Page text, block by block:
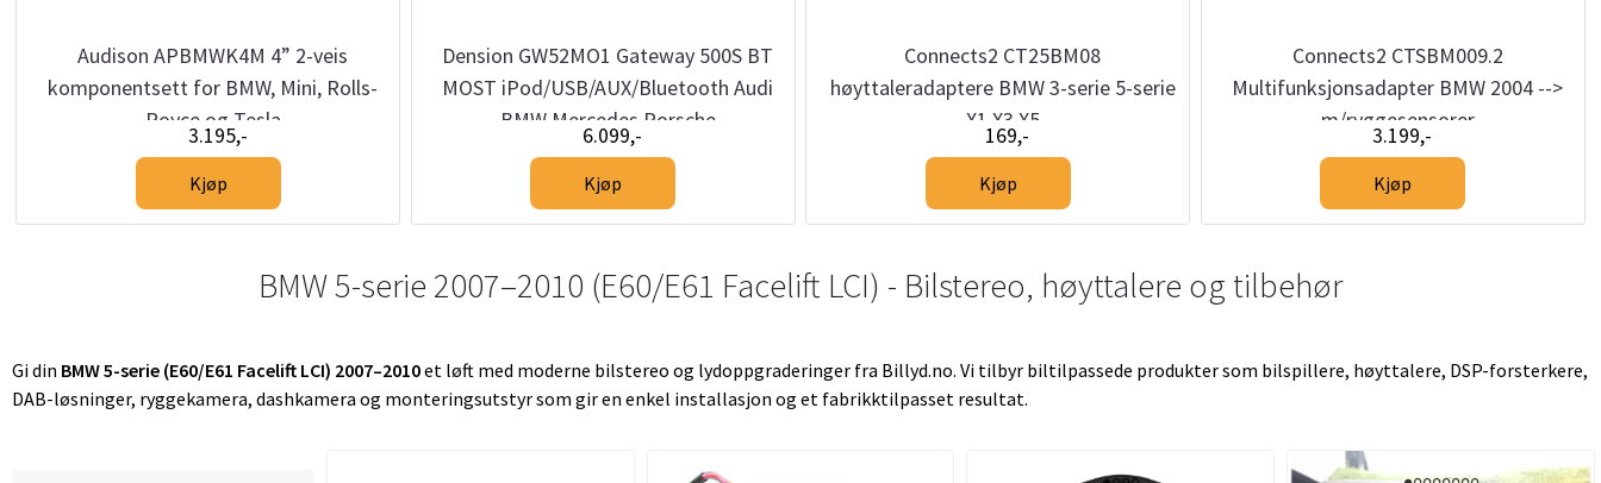
Audison APBMWK4M 4” 2-veis
komponentsett for BMW, Mini, Rolls-
Royce og Tesla
3.195,-
Kjøp
Dension GW52MO1 Gateway 500S BT
MOST iPod/USB/AUX/Bluetooth Audi
BMW Mercedes Porsche
6.099,-
Kjøp
Connects2 CT25BM08
høyttaleradaptere BMW 3-serie 5-serie
X1 X3 X5
169,-
Kjøp
Connects2 CTSBM009.2
Multifunksjonsadapter BMW 2004 -->
m/ryggesensorer
3.199,-
Kjøp
BMW 5-serie 2007–2010 (E60/E61 Facelift LCI) - Bilstereo, høyttalere og tilbehør
Gi din BMW 5-serie (E60/E61 Facelift LCI) 2007–2010et løft med moderne bilstereo og lydoppgraderinger fra Billyd.no. Vi tilbyr biltilpassede produkter som bilspillere, høyttalere, DSP-forsterkere,
DAB-løsninger, ryggekamera, dashkamera og monteringsutstyr som gir en enkel installasjon og et fabrikktilpasset resultat.